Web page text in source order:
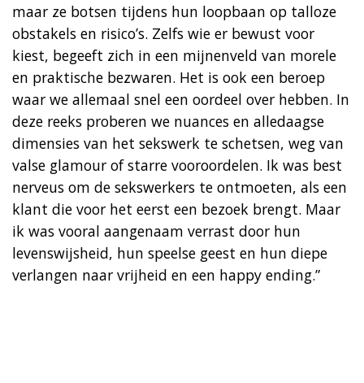
maar ze botsen tijdens hun loopbaan op talloze
obstakels en risico’s. Zelfs wie er bewust voor
kiest, begeeft zich in een mijnenveld van morele
en praktische bezwaren. Het is ook een beroep
waar we allemaal snel een oordeel over hebben. In
deze reeks proberen we nuances en alledaagse
dimensies van het sekswerk te schetsen, weg van
valse glamour of starre vooroordelen. Ik was best
nerveus om de sekswerkers te ontmoeten, als een
klant die voor het eerst een bezoek brengt. Maar
ik was vooral aangenaam verrast door hun
levenswijsheid, hun speelse geest en hun diepe
verlangen naar vrijheid en een happy ending.”